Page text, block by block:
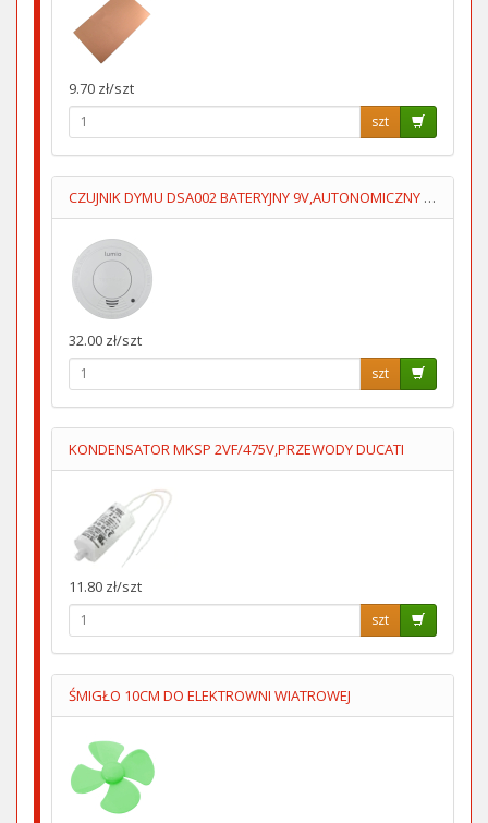
9.70 zł/szt
szt
CZUJNIK DYMU DSA002 BATERYJNY 9V,AUTONOMICZNY LUMIO
32.00 zł/szt
szt
KONDENSATOR MKSP 2VF/475V,PRZEWODY DUCATI
11.80 zł/szt
szt
ŚMIGŁO 10CM DO ELEKTROWNI WIATROWEJ